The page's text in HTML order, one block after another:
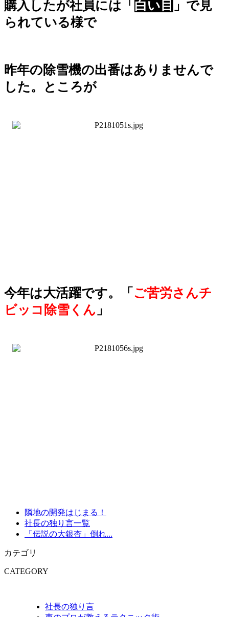
購入したが社員には「 白い目 」で見
られている様で
昨年の除雪機の出番はありませんで
した。ところが
今年は大活躍です。「 ご苦労さんチ
ビッコ除雪くん 」
隣地の開発はじまる！
社長の独り言一覧
「伝説の大銀杏」倒れ...
カテゴリ
CATEGORY
社長の独り言